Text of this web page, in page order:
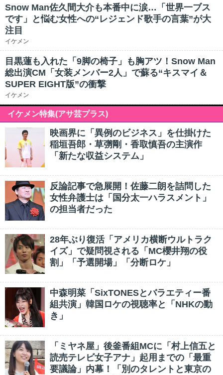
Snow Man佐久間大介も本番中に涙…「世界一ブス
です」と悩む女性への“レジェンド歌手の言葉”が大
注目
イケメン
目黒蓮も入れた「9脚の椅子」も胸アツ！Snow Man
総出演CM「女装メンバー2人」で蘇る“キスマイ＆
SUPER EIGHT版”の衝撃
イケメン
イケメン特集(アサ芸プラス)
映画界に「異例のビジネス」を仕掛けた
稲垣吾郎・草彅剛・香取慎吾の主演作
「新たな収益システム」
反論記事で急展開！佐藤二朗を詰問した
女性弁護士は「国分太一ハラスメント」
の担当者だった
28年ぶり復活「アメリカ横断ウルトラク
イズ」で疑問視される「MC櫻井翔の役
割」「予選開場」「分断ロケ」
中森明菜「SixTONESとバラエティー番
組共演」韓国ロケの視聴率と「NHKの動
き」
「ミヤネ屋」後釜番組MCに「村上信五と
読売テレビ女子アナ」起用までの「最重
要議論」内幕！「別のタレントと東京の